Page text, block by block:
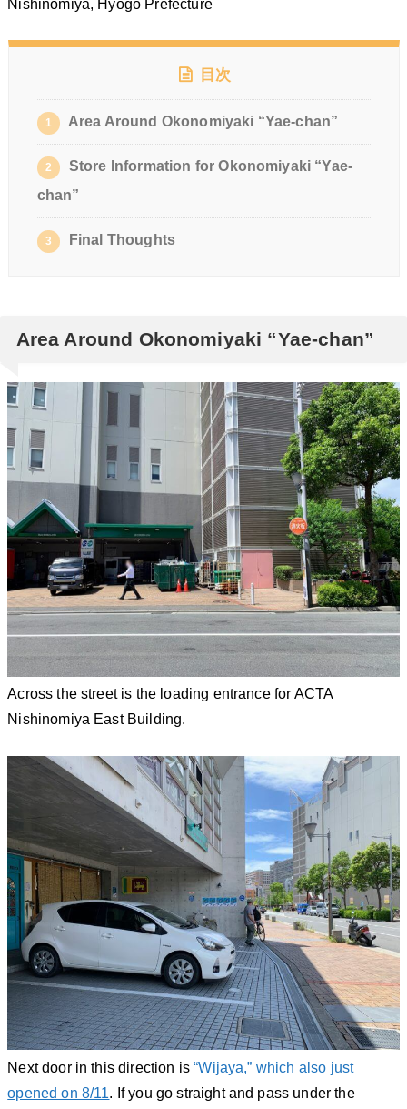
Nishinomiya, Hyogo Prefecture
目次
1 Area Around Okonomiyaki “Yae-chan”
2
Store Information for Okonomiyaki “Yae-
chan”
3 Final Thoughts
Area Around Okonomiyaki “Yae-chan”
Across the street is the loading entrance for ACTA
Nishinomiya East Building.
Next door in this direction is“Wijaya,” which also just
opened on 8/11. If you go straight and pass under the